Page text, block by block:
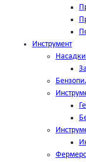
Инструмент